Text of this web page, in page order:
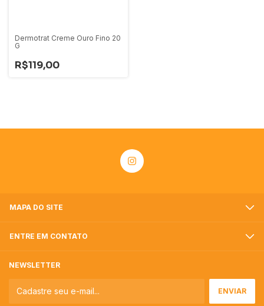
Dermotrat Creme Ouro Fino 20
G
R$119,00
MAPA DO SITE
ENTRE EM CONTATO
NEWSLETTER